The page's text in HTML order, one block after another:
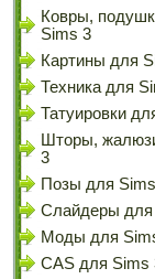
Ковры,
Sims 3
Картины для
Техника для
Татуировки
Шторы,
3
Позы для
Слайдеры для
Моды для
CAS для Sims